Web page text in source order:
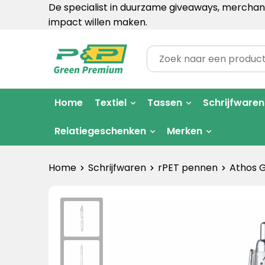
De specialist in duurzame giveaways,
impact willen maken.
Home Textiel Tassen Schrijfwaren
Relatiegeschenken Merken
Home Schrijfwaren rPET pennen Athos